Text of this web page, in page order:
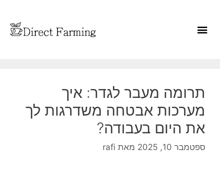
תרומה מעבר לגדר: איך
מערכות אבטחה משדרגות לך
את היום בעבודה?
ספטמבר 10, 2025 מאת rafi